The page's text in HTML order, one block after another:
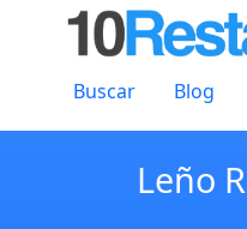
Buscar Blog
Leño